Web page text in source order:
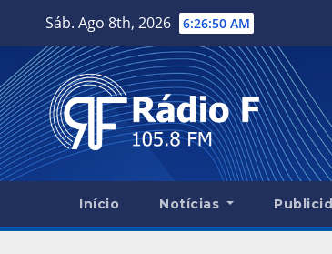
content
Sáb. Ago 8th, 2026 6:26:50 AM
Início Notícias